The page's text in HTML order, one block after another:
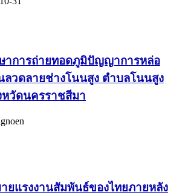
าการถ่ายทอดภูมิปัญญาการหล่อ
ลวดลายช่างโนนสูง ตำบลโนนสูง
หวัดนครราชสีมา
ยแรงงานสัมพันธ์ของไทยภายหลัง